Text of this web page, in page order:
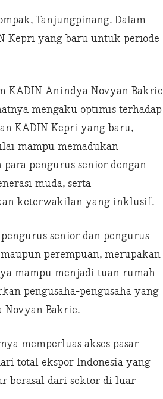
Tanjungpinang. Dalam
Kepri yang baru untuk periode
KADIN Anindya Novyan Bakrie
mengaku optimis terhadap
KADIN Kepri yang baru,
mampu memadukan
para pengurus senior dengan
muda, serta
keterwakilan yang inklusif.
senior dan pengurus
perempuan, merupakan
mampu menjadi tuan rumah
pengusaha-pengusaha yang
Novyan Bakrie.
memperluas akses pasar
total ekspor Indonesia yang
berasal dari sektor di luar